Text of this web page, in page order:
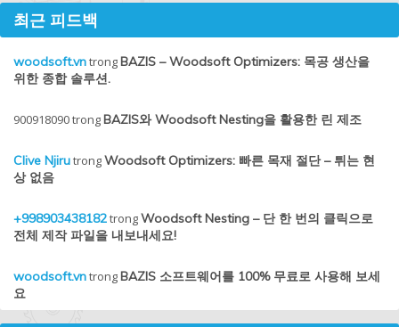
최근 피드백
woodsoft.vntrongBAZIS – Woodsoft Optimizers: 목공 생산을
위한 종합 솔루션.
900918090trongBAZIS와 Woodsoft Nesting을 활용한 린 제조
Clive NjirutrongWoodsoft Optimizers: 빠른 목재 절단 – 튀는 현
상 없음
+998903438182trongWoodsoft Nesting – 단 한 번의 클릭으로
전체 제작 파일을 내보내세요!
woodsoft.vntrongBAZIS 소프트웨어를 100% 무료로 사용해 보세
요